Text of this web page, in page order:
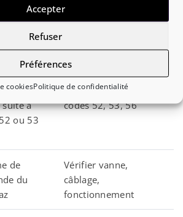
Accepter
Refuser
Préférences
cookiesPolitique de confidentialité
entre
et débit
suite à
ou 53
Diagnostiquer les
codes 52, 53, 56
de
du
Vérifier vanne,
câblage,
fonctionnement